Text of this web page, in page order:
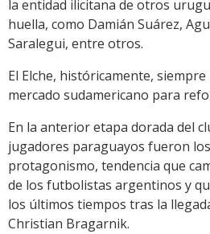
la entidad ilicitana de otros
huella, como Damián Suárez,
Saralegui, entre otros.
El Elche, históricamente,
mercado sudamericano para
En la anterior etapa dorada del
jugadores paraguayos fueron
protagonismo, tendencia que
de los futbolistas argentinos y
los últimos tiempos tras la
Christian Bragarnik.